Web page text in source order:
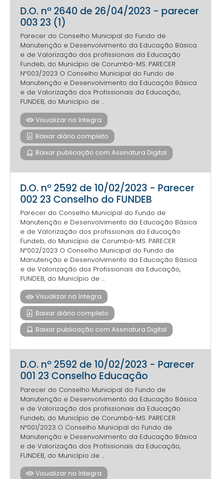
D.O. nº 2640 de 26/04/2023 - parecer
003 23 (1)
Parecer do Conselho Municipal do Fundo de
Manutenção e Desenvolvimento da Educação Básica
e de Valorização dos profissionais da Educação
Fundeb, do Município de Corumbá-MS. PARECER
Nº003/2023 O Conselho Municipal do Fundo de
Manutenção e Desenvolvimento da Educação Básica
e de Valorização dos Profissionais da Educação,
FUNDEB, do Município de ...
Visualizar na íntegra
Baixar diário completo
Baixar publicação com Assinatura Digital
D.O. nº 2592 de 10/02/2023 - Parecer
002 23 Conselho do FUNDEB
Parecer do Conselho Municipal do Fundo de
Manutenção e Desenvolvimento da Educação Básica
e de Valorização dos profissionais da Educação
Fundeb, do Município de Corumbá-MS. PARECER
Nº002/2023 O Conselho Municipal do Fundo de
Manutenção e Desenvolvimento da Educação Básica
e de Valorização dos Profissionais da Educação,
FUNDEB, do Município de ...
Visualizar na íntegra
Baixar diário completo
Baixar publicação com Assinatura Digital
D.O. nº 2592 de 10/02/2023 - Parecer
001 23 Conselho Educação
Parecer do Conselho Municipal do Fundo de
Manutenção e Desenvolvimento da Educação Básica
e de Valorização dos profissionais da Educação
Fundeb, do Município de Corumbá-MS. PARECER
Nº001/2023 O Conselho Municipal do Fundo de
Manutenção e Desenvolvimento da Educação Básica
e de Valorização dos Profissionais da Educação,
FUNDEB, do Município de ...
Visualizar na íntegra